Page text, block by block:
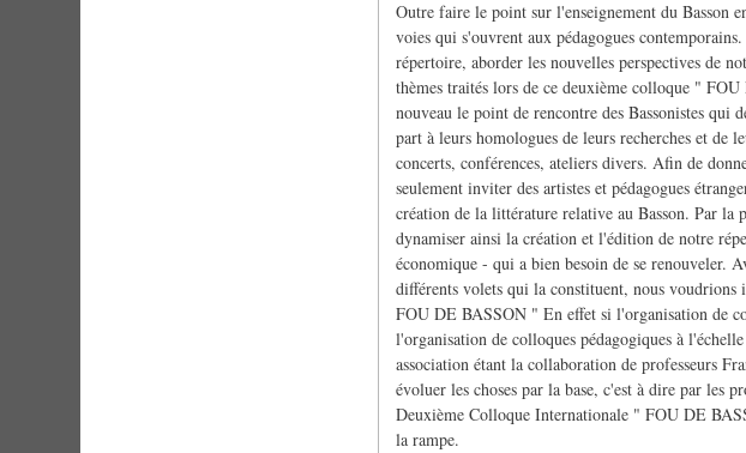
Outre faire le point sur l'enseignement du Basson
voies qui s'ouvrent aux pédagogues
répertoire, aborder les nouvelles perspectives de
thèmes traités lors de ce deuxième colloque "
nouveau le point de rencontre des Bassonistes
part à leurs homologues de leurs recherches et de
concerts, conférences, ateliers divers. Afin de
seulement inviter des artistes et pédagogues
création de la littérature relative au Basson. Par la
dynamiser ainsi la création et l'édition de notre
économique - qui a bien besoin de se renouveler.
différents volets qui la constituent, nous
FOU DE BASSON " En effet si l'organisation de
l'organisation de colloques pédagogiques à
association étant la collaboration de professeurs
évoluer les choses par la base, c'est à dire par les
Deuxième Colloque Internationale " FOU DE
la rampe.